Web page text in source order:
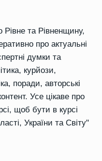
Рівне та Рівненщину,
про актуальні
думки та
курйози,
поради, авторські
Усе цікаве про
щоб бути в курсі
України та Світу"